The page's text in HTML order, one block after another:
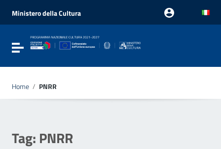
Vai al menu di navigazione
Vai al footer
Ministero della Cultura
Attiva / disattiva la navigazione
Home / PNRR
Tag: PNRR